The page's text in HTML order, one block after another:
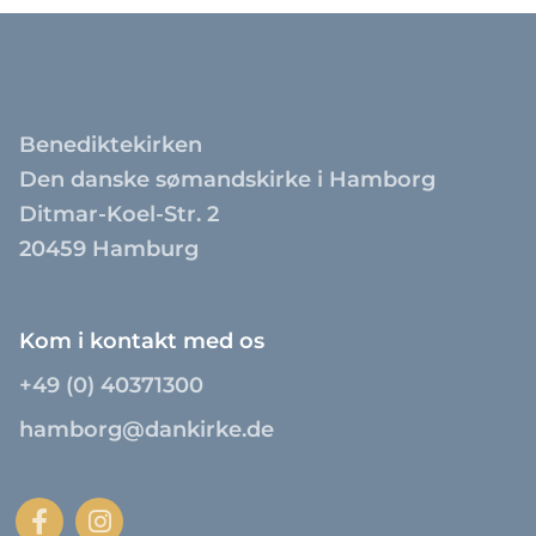
Benediktekirken
Den danske sømandskirke i Hamborg
Ditmar-Koel-Str. 2
20459 Hamburg
Kom i kontakt med os
+49 (0) 40371300
hamborg@dankirke.de